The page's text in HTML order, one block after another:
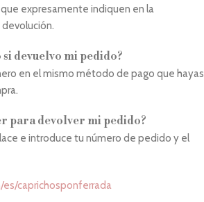
expresamente indiquen en la
devuelvo mi pedido?
en el mismo método de pago que hayas
para devolver mi pedido?
e introduce tu número de pedido y el
caprichosponferrada